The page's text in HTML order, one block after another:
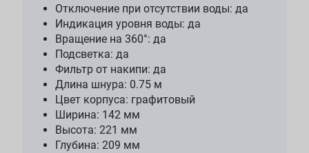
Отключение при отсутствии воды: да
Индикация уровня воды: да
Вращение на 360°: да
Подсветка: да
Фильтр от накипи: да
Длина шнура: 0.75 м
Цвет корпуса: графитовый
Ширина: 142 мм
Высота: 221 мм
Глубина: 209 мм